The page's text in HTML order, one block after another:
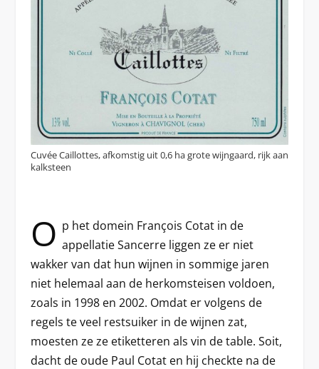
Cuvée Caillottes, afkomstig uit 0,6 ha grote wijngaard, rijk aan
kalksteen
O p het domein François Cotat in de
appellatie Sancerre liggen ze er niet
wakker van dat hun wijnen in sommige jaren
niet helemaal aan de herkomsteisen voldoen,
zoals in 1998 en 2002. Omdat er volgens de
regels te veel restsuiker in de wijnen zat,
moesten ze ze etiketteren als vin de table. Soit,
dacht de oude Paul Cotat en hij checkte na de